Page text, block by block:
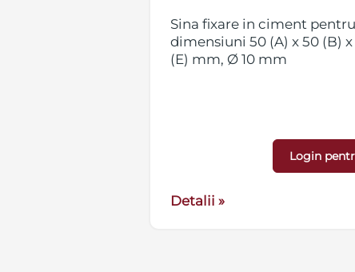
Sina fixare in ciment
dimensiuni 50 (A) x 50 (B) x
(E) mm, Ø 10 mm
Login
Detalii »